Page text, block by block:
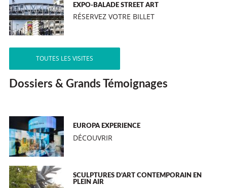
EXPO-BALADE STREET ART
RÉSERVEZ VOTRE BILLET
TOUTES LES VISITES
Dossiers & Grands Témoignages
EUROPA EXPERIENCE
DÉCOUVRIR
SCULPTURES D’ART CONTEMPORAIN EN
PLEIN AIR